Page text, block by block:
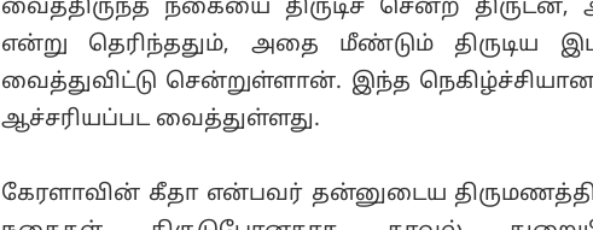
வைத்திருந்த நகையை திருடிச் சென்ற
என்று தெரிந்ததும், அதை மீண்டும் திருடிய
வைத்துவிட்டு சென்றுள்ளான். இந்த
ஆச்சரியப்பட வைத்துள்ளது.
கேரளாவின் கீதா என்பவர் தன்னுடைய